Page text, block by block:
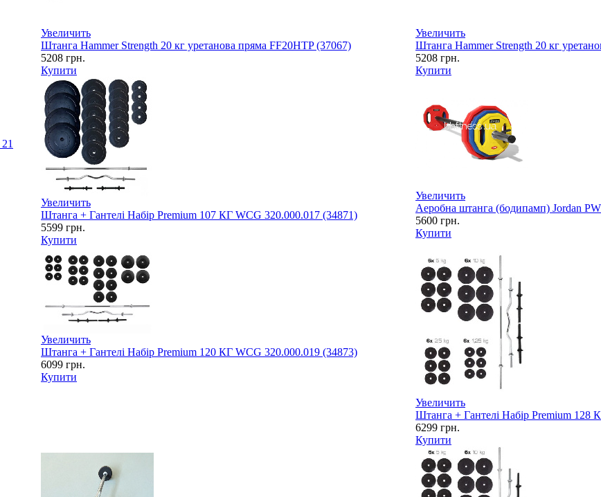
21
Увеличить
Штанга Hammer Strength 20 кг уретанова пряма FF20HTP (37067)
5208 грн.
Купити
Увеличить
Штанга Hammer Strength 20 кг
5208 грн.
Купити
Увеличить
Штанга + Гантелі Набір Premium 107 КГ WCG 320.000.017 (34871)
5599 грн.
Купити
Увеличить
Аеробна штанга (бодипамп) Jordan
5600 грн.
Купити
Увеличить
Штанга + Гантелі Набір Premium 120 КГ WCG 320.000.019 (34873)
6099 грн.
Купити
Увеличить
Штанга + Гантелі Набір Premium 128
6299 грн.
Купити